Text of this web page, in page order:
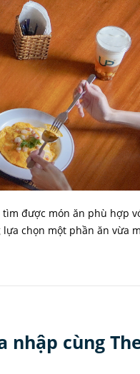
được món ăn phù hợp
chọn một phần ăn vừa
cùng